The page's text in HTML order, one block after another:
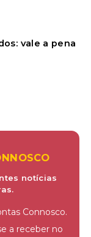
vale a pena
notícias
Connosco.
a receber no